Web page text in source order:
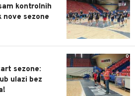
kontrolnih
sezone
0
sezone:
ulazi bez